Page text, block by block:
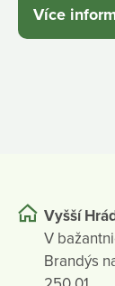
Více
Vyšší
V
Brandýs